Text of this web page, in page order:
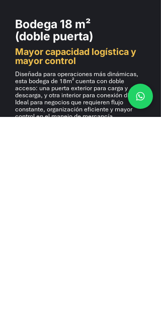
Bodega 18 m²
(doble puerta)
Mayor capacidad logística y
mayor control
Diseñada para operaciones más dinámicas,
esta bodega de 18m² cuenta con doble
acceso: una puerta exterior para carga y
descarga, y otra interior para conexión directa.
Ideal para negocios que requieren flujo
constante, organización eficiente y mayor
control en el manejo de mercancía.